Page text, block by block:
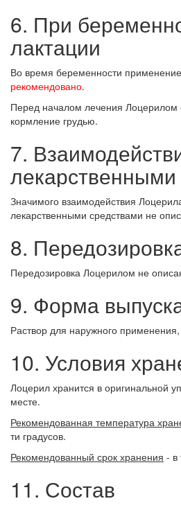
6. При
лактации
Во время беременности
рекомендовано.
Перед началом лечения Лоцерилом
кормление грудью.
7.
Значимого взаимодействия
лекарственными средствами не
8.
Передозировка Лоцерилом не
9. Форма
Раствор для наружного
10. Условия
Лоцерил хранится в оригинальной
месте.
Рекомендованная температура
ти градусов.
Рекомендованный срок хранения - в
11. Состав